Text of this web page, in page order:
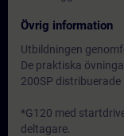
Övrig information
Utbildningen
De praktiska
200SP distribuerade
*G120 med
deltagare.